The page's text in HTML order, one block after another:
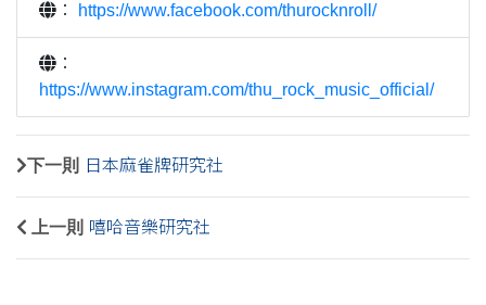
： https://www.facebook.com/thurocknroll/
：
https://www.instagram.com/thu_rock_music_official/
下一則 日本麻雀牌研究社
上一則 嘻哈音樂研究社